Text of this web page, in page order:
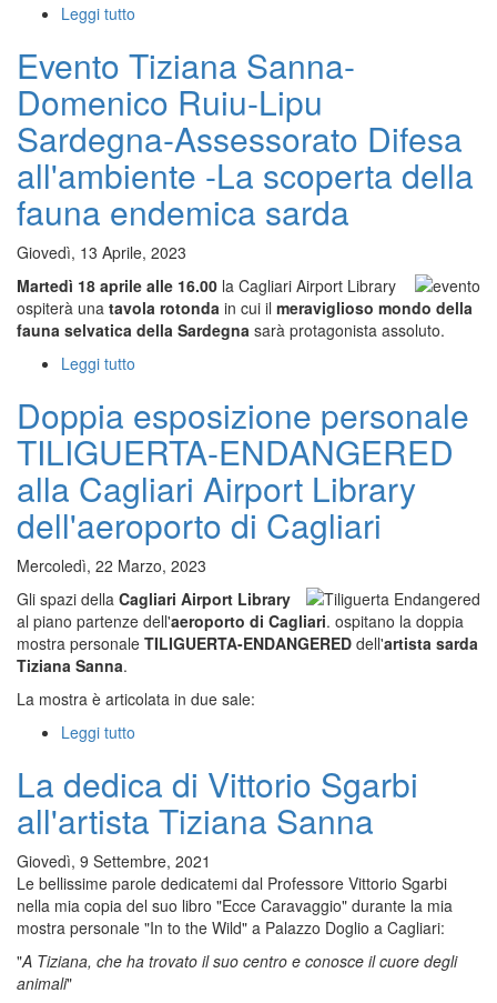
Leggi tutto
albino
dell'Asinara
Evento Tiziana Sanna-
Domenico Ruiu-Lipu
Sardegna-Assessorato Difesa
all'ambiente -La scoperta della
fauna endemica sarda
Giovedì, 13 Aprile, 2023
Martedì 18 aprile alle 16.00 la Cagliari Airport Library
ospiterà una tavola rotonda in cui il meraviglioso mondo della
fauna selvatica della Sardegna sarà protagonista assoluto.
Leggi tutto
Tiziana
Sanna-
Domenico
Ruiu-
Lipu
Sardegna-
Assessorato
Difesa
-
La
scoperta
fauna
Doppia esposizione personale
TILIGUERTA-ENDANGERED
alla Cagliari Airport Library
dell'aeroporto di Cagliari
Mercoledì, 22 Marzo, 2023
Gli spazi della Cagliari Airport Library
al piano partenze dell'aeroporto di Cagliari. ospitano la doppia
mostra personale TILIGUERTA-ENDANGERED dell'artista sarda
Tiziana Sanna.
La mostra è articolata in due sale:
Leggi tutto
esposizione
personale
TILIGUERTA-
alla
Cagliari
Airport
Library
dell'aeroporto
La dedica di Vittorio Sgarbi
all'artista Tiziana Sanna
Giovedì, 9 Settembre, 2021
Le bellissime parole dedicatemi dal Professore Vittorio Sgarbi
nella mia copia del suo libro "Ecce Caravaggio" durante la mia
mostra personale "In to the Wild" a Palazzo Doglio a Cagliari:
"A Tiziana, che ha trovato il suo centro e conosce il cuore degli
animali"